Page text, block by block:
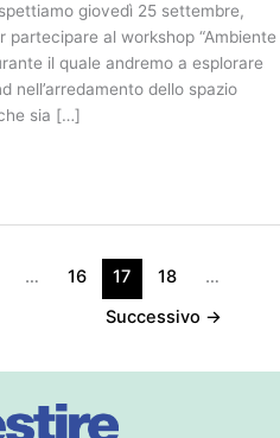
giovedì 25 settembre,
al workshop “Ambiente
il quale andremo a esplorare
nell’arredamento dello spazio
sia […]
… 16 17 18
…
Successivo →